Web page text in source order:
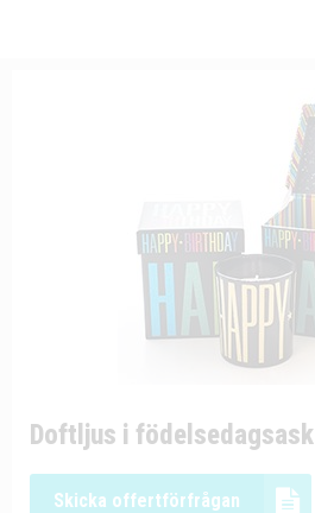
Doftljus i födelsedagsask
Skicka offertförfrågan